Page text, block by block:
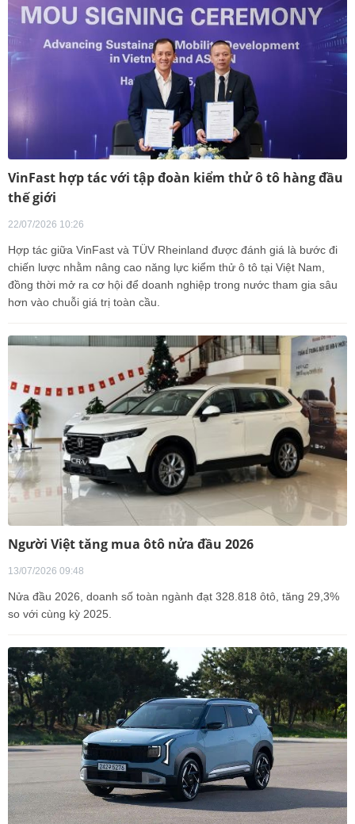
VinFast hợp tác với tập đoàn kiểm thử ô tô hàng đầu
thế giới
22/07/2026 10:26
Hợp tác giữa VinFast và TÜV Rheinland được đánh giá là bước đi
chiến lược nhằm nâng cao năng lực kiểm thử ô tô tại Việt Nam,
đồng thời mở ra cơ hội để doanh nghiệp trong nước tham gia sâu
hơn vào chuỗi giá trị toàn cầu.
Người Việt tăng mua ôtô nửa đầu 2026
13/07/2026 09:48
Nửa đầu 2026, doanh số toàn ngành đạt 328.818 ôtô, tăng 29,3%
so với cùng kỳ 2025.